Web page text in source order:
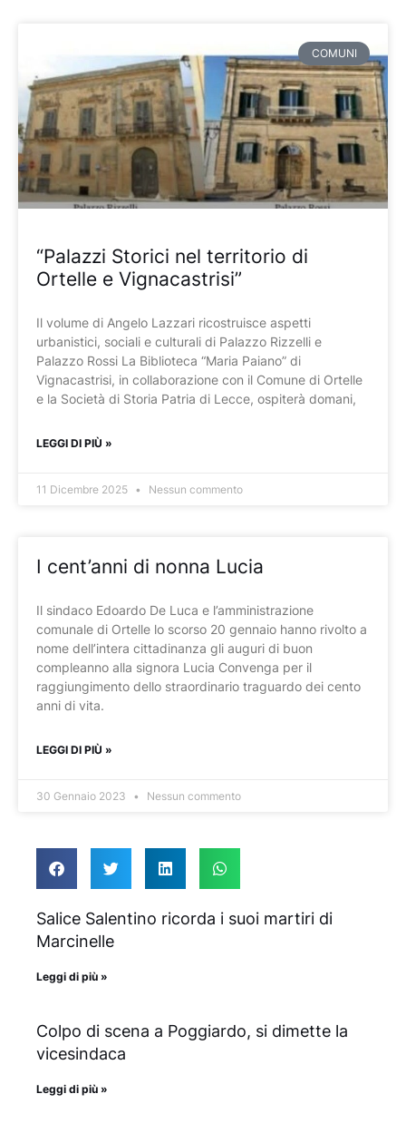
COMUNI
“Palazzi Storici nel territorio di
Ortelle e Vignacastrisi”
Il volume di Angelo Lazzari ricostruisce aspetti
urbanistici, sociali e culturali di Palazzo Rizzelli e
Palazzo Rossi La Biblioteca “Maria Paiano” di
Vignacastrisi, in collaborazione con il Comune di Ortelle
e la Società di Storia Patria di Lecce, ospiterà domani,
LEGGI DI PIÙ »
11 Dicembre 2025 Nessun commento
I cent’anni di nonna Lucia
Il sindaco Edoardo De Luca e l’amministrazione
comunale di Ortelle lo scorso 20 gennaio hanno rivolto a
nome dell’intera cittadinanza gli auguri di buon
compleanno alla signora Lucia Convenga per il
raggiungimento dello straordinario traguardo dei cento
anni di vita.
LEGGI DI PIÙ »
30 Gennaio 2023 Nessun commento
Salice Salentino ricorda i suoi martiri di
Marcinelle
Leggi di più »
Colpo di scena a Poggiardo, si dimette la
vicesindaca
Leggi di più »